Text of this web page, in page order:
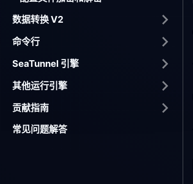
数据转换 V2
命令行
SeaTunnel 引擎
其他运行引擎
贡献指南
常见问题解答